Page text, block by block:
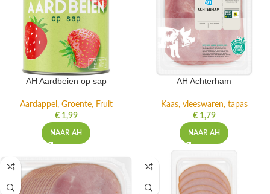
AH Aardbeien op sap
Aardappel, Groente, Fruit
€1,99
NAAR AH
AH Achterham
Kaas, vleeswaren, tapas
€1,79
NAAR AH